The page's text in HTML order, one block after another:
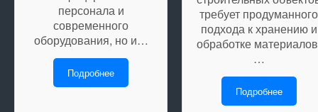
персонала и
современного
оборудования, но и…
Подробнее
требует продуманного
подхода к хранению и
обработке
…
Подробнее